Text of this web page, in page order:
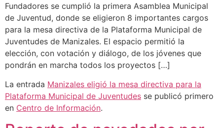
Fundadores se cumplió la primera Asamblea Municipal
de Juventud, donde se eligieron 8 importantes cargos
para la mesa directiva de la Plataforma Municipal de
Juventudes de Manizales. El espacio permitió la
elección, con votación y diálogo, de los jóvenes que
pondrán en marcha todos los proyectos […]
La entrada Manizales eligió la mesa directiva para la
Plataforma Municipal de Juventudes se publicó primero
en Centro de Información.